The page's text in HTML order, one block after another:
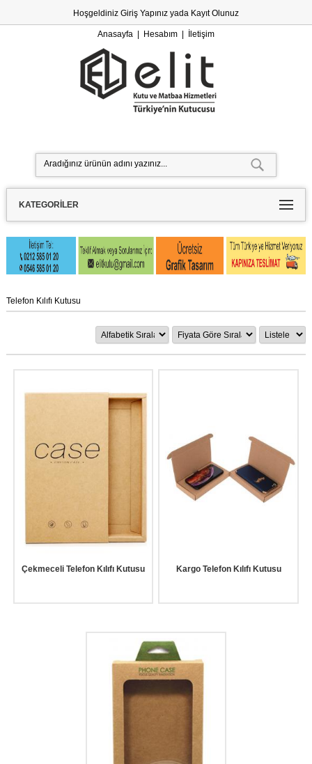
Hoşgeldiniz Giriş Yapınızyada Kayıt Olunuz
Anasayfa| Hesabım| İletişim
KATEGORILER
Telefon Kılıfı Kutusu
Çekmeceli Telefon Kılıfı Kutusu Kargo Telefon Kılıfı Kutusu